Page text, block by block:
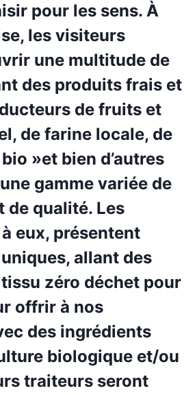
pour les sens. À
les visiteurs
une multitude de
des produits frais et
de fruits et
de farine locale, de
»et bien d’autres
gamme variée de
de qualité. Les
eux, présentent
, allant des
zéro déchet pour
offrir à nos
des ingrédients
biologique et/ou
traiteurs seront